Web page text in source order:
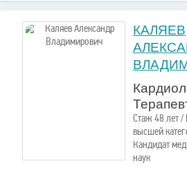
КАЛЯЕВ
Стаж 48 лет /
высшей
Кандидат
наук